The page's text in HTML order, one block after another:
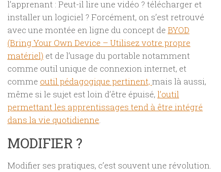
l’apprenant : Peut-il lire une vidéo ? télécharger et
installer un logiciel ? Forcément, on s’est retrouvé
avec une montée en ligne du concept de BYOD
(Bring Your Own Device – Utilisez votre propre
matériel) et de l’usage du portable notamment
comme outil unique de connexion internet, et
comme outil pédagogique pertinent, mais là aussi,
même si le sujet est loin d’être épuisé, l’outil
permettant les apprentissages tend à être intégré
dans la vie quotidienne
MODIFIER ?
Modifier ses pratiques, c’est souvent une révolution.